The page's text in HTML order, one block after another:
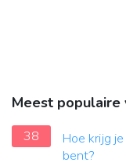
Meest populaire
38
Hoe krijg
bent?